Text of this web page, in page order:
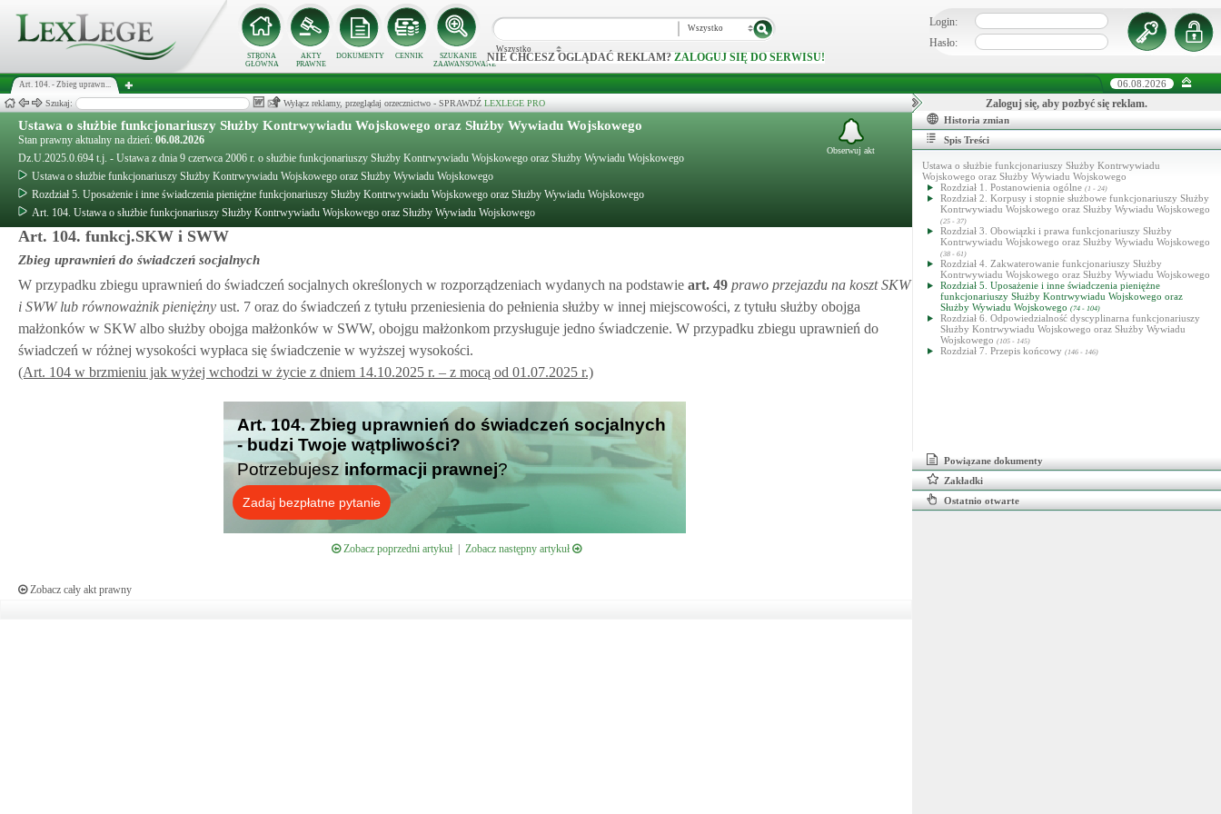
STRONA
GŁÓWNA
AKTY
PRAWNE
DOKUMENTY CENNIK
SZUKANIE
ZAAWANSOWANE
Wszystko
Wszystko
NIE CHCESZ OGLĄDAĆ REKLAM? ZALOGUJ SIĘ DO SERWISU!
Login:
Hasło:
Art. 104. - Zbieg uprawn... 06.08.2026
Szukaj: Wyłącz reklamy, przeglądaj orzecznictwo - SPRAWDŹ LEXLEGE PRO
Ustawa o służbie funkcjonariuszy Służby Kontrwywiadu Wojskowego oraz Służby Wywiadu Wojskowego
Stan prawny aktualny na dzień: 06.08.2026
Dz.U.2025.0.694 t.j. - Ustawa z dnia 9 czerwca 2006 r. o służbie funkcjonariuszy Służby Kontrwywiadu Wojskowego oraz Służby Wywiadu Wojskowego
Ustawa o służbie funkcjonariuszy Służby Kontrwywiadu Wojskowego oraz Służby Wywiadu Wojskowego
Rozdział 5. Uposażenie i inne świadczenia pieniężne funkcjonariuszy Służby Kontrwywiadu Wojskowego oraz Służby Wywiadu Wojskowego
Art. 104. Ustawa o służbie funkcjonariuszy Służby Kontrwywiadu Wojskowego oraz Służby Wywiadu Wojskowego
Obserwuj akt
Art. 104. funkcj.SKW i SWW
Zbieg uprawnień do świadczeń socjalnych
W przypadku zbiegu uprawnień do świadczeń socjalnych określonych w rozporządzeniach wydanych na podstawie art. 49 prawo przejazdu na koszt SKW
i SWW lub równoważnik pieniężny ust. 7 oraz do świadczeń z tytułu przeniesienia do pełnienia służby w innej miejscowości, z tytułu służby obojga
małżonków w SKW albo służby obojga małżonków w SWW, obojgu małżonkom przysługuje jedno świadczenie. W przypadku zbiegu uprawnień do
świadczeń w różnej wysokości wypłaca się świadczenie w wyższej wysokości.
(Art. 104 w brzmieniu jak wyżej wchodzi w życie z dniem 14.10.2025 r. – z mocą od 01.07.2025 r.)
Art. 104. Zbieg uprawnień do świadczeń socjalnych
- budzi Twoje wątpliwości?
Potrzebujesz informacji prawnej?
Zadaj bezpłatne pytanie
Zobacz poprzedni artykuł| Zobacz następny artykuł
Zobacz cały akt prawny
Zaloguj się, aby pozbyć się reklam.
Historia zmian
Spis Treści
Ustawa o służbie funkcjonariuszy Służby Kontrwywiadu
Wojskowego oraz Służby Wywiadu Wojskowego
Rozdział 1. Postanowienia ogólne (1 - 24)
Rozdział 2. Korpusy i stopnie służbowe funkcjonariuszy Służby
Kontrwywiadu Wojskowego oraz Służby Wywiadu Wojskowego
(25 - 37)
Rozdział 3. Obowiązki i prawa funkcjonariuszy Służby
Kontrwywiadu Wojskowego oraz Służby Wywiadu Wojskowego
(38 - 61)
Rozdział 4. Zakwaterowanie funkcjonariuszy Służby
Kontrwywiadu Wojskowego oraz Służby Wywiadu Wojskowego
Rozdział 5. Uposażenie i inne świadczenia pieniężne
funkcjonariuszy Służby Kontrwywiadu Wojskowego oraz
Służby Wywiadu Wojskowego (74 - 104)
Rozdział 6. Odpowiedzialność dyscyplinarna funkcjonariuszy
Służby Kontrwywiadu Wojskowego oraz Służby Wywiadu
Wojskowego (105 - 145)
Rozdział 7. Przepis końcowy (146 - 146)
Powiązane dokumenty
Zakładki
Ostatnio otwarte